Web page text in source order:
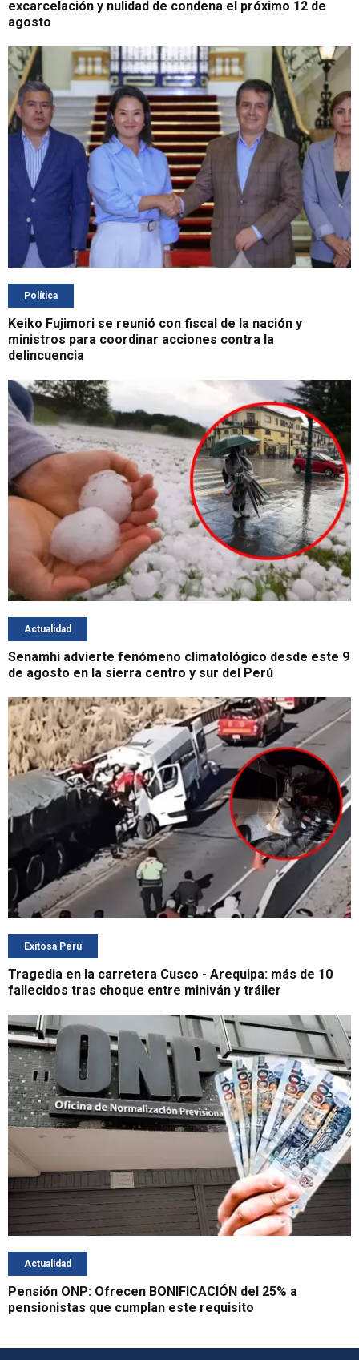
excarcelación y nulidad de condena el próximo 12 de
agosto
Política
Keiko Fujimori se reunió con fiscal de la nación y
ministros para coordinar acciones contra la
delincuencia
Actualidad
Senamhi advierte fenómeno climatológico desde este 9
de agosto en la sierra centro y sur del Perú
Exitosa Perú
Tragedia en la carretera Cusco - Arequipa: más de 10
fallecidos tras choque entre miniván y tráiler
Actualidad
Pensión ONP: Ofrecen BONIFICACIÓN del 25% a
pensionistas que cumplan este requisito